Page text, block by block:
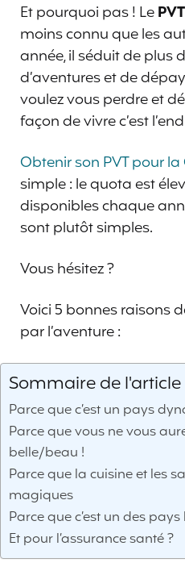
Et pourquoi pas ! Le
moins connu que les
année, il séduit de plus
d’aventures et de
voulez vous perdre et
façon de vivre c’est
Obtenir son PVT pour la
simple : le quota est
disponibles chaque
sont plutôt simples.
Vous hésitez ?
Voici 5 bonnes raisons
par l’aventure :
Sommaire de l'article
Parce que c’est un pays
Parce que vous ne vous
belle/beau !
Parce que la cuisine et les
magiques
Parce que c’est un des
Et pour l’assurance santé ?